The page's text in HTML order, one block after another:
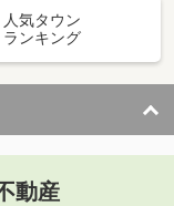
人気タウン
ランキング
動産